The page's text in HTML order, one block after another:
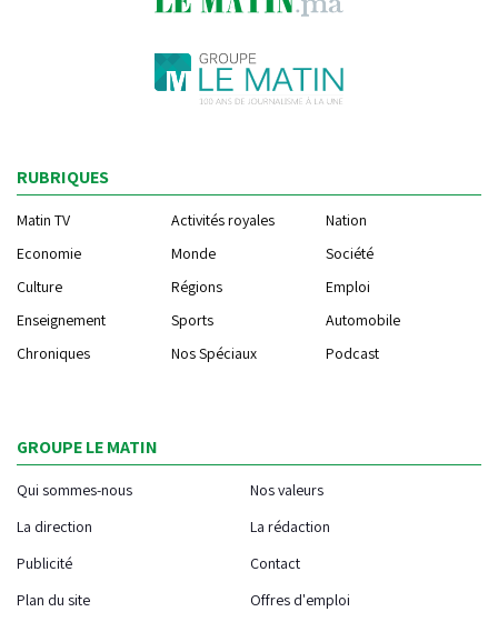
RUBRIQUES
Matin TV Activités royales
Nation
Economie
Monde
Société
Culture
Régions
Emploi
Enseignement
Sports
Automobile
Chroniques
Nos Spéciaux Podcast
GROUPE LE MATIN
Qui sommes-nous
Nos valeurs
La direction
La rédaction
Publicité
Contact
Plan du site
Offres d'emploi